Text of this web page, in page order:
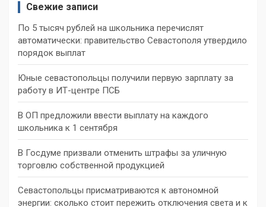
Свежие записи
По 5 тысяч рублей на школьника перечислят
автоматически: правительство Севастополя утвердило
порядок выплат
Юные севастопольцы получили первую зарплату за
работу в ИТ-центре ПСБ
В ОП предложили ввести выплату на каждого
школьника к 1 сентября
В Госдуме призвали отменить штрафы за уличную
торговлю собственной продукцией
Севастопольцы присматриваются к автономной
энергии: сколько стоит пережить отключения света и к